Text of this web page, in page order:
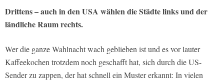
Drittens – auch in den USA wählen die Städte links und der
ländliche Raum rechts.
Wer die ganze Wahlnacht wach geblieben ist und es vor lauter
Kaffeekochen trotzdem noch geschafft hat, sich durch die US-
Sender zu zappen, der hat schnell ein Muster erkannt: In vielen